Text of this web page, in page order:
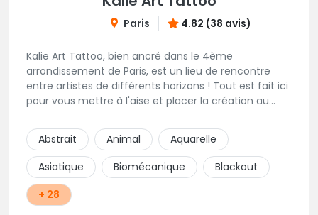
Paris 4.82 (38 avis)
Kalie Art Tattoo, bien ancré dans le 4ème
arrondissement de Paris, est un lieu de rencontre
entre artistes de différents horizons ! Tout est fait ici
pour vous mettre à l'aise et placer la création au
Abstrait
Animal
Aquarelle
Asiatique
Biomécanique
Blackout
+ 28